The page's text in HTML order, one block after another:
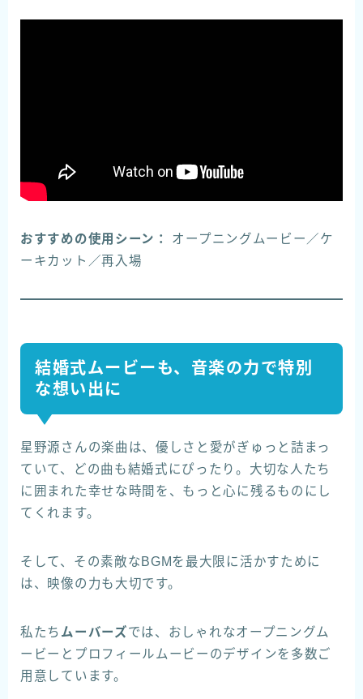
おすすめの使用シーン：
オープニングムービー／ケ
ーキカット／再入場
結婚式ムービーも、音楽の力で特別
な想い出に
星野源さんの楽曲は、優しさと愛がぎゅっと詰まっ
ていて、どの曲も結婚式にぴったり。大切な人たち
に囲まれた幸せな時間を、もっと心に残るものにし
てくれます。
そして、その素敵なBGMを最大限に活かすために
は、映像の力も大切です。
私たち ムーバーズでは、おしゃれなオープニングム
ービーとプロフィールムービーのデザインを多数ご
用意しています。